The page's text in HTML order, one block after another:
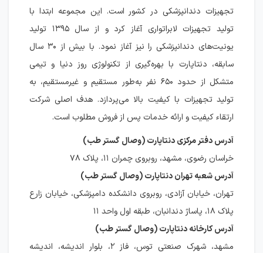
تجهیزات دندانپزشکی در کشور است. این مجموعه ابتدا با
تولید تجهیزات لابراتواری آغاز کرد و از سال ۱۳۹۵ تولید
یونیت‌های دندانپزشکی را نیز آغاز نمود. با بیش از ۳۰ سال
سابقه، دنتاپارت با بهره‌گیری از تکنولوژی روز دنیا و تیمی
متشکل از حدود ۶۵۰ نفر به‌طور مستقیم و غیرمستقیم، به
تولید تجهیزات با کیفیت بالا می‌پردازد. هدف اصلی شرکت
ارتقاء کیفیت و ارائه خدمات پس از فروش مطلوب است.
آدرس دفتر مرکزی دنتاپارت (وصال گستر طب)
خراسان رضوی، مشهد، روبروی چمران ۱۱، پلاک ۷۸
آدرس شعبه تهران دنتاپارت (وصال گستر طب)
تهران، خیابان آزادی، روبروی دانشکده دامپزشکی، خیابان زارع
پلاک ۱۸، پاساژ دندانبان، طبقه اول واحد ۱۱
آدرس کارخانه دنتاپارت (وصال گستر طب)
مشهد، شهرک صنعتی توس، فاز ۲، بلوار اندیشه، اندیشه